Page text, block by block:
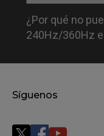
¿Por qué no
240Hz/360Hz
Síguenos